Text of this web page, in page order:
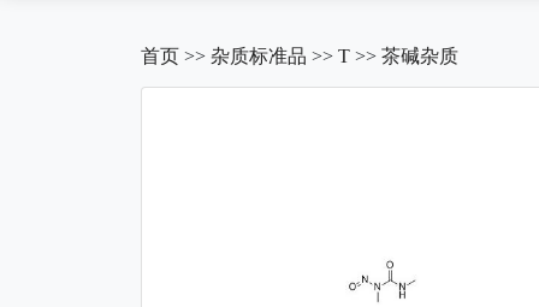
首页 >> 杂质标准品 >> T >> 茶碱杂质